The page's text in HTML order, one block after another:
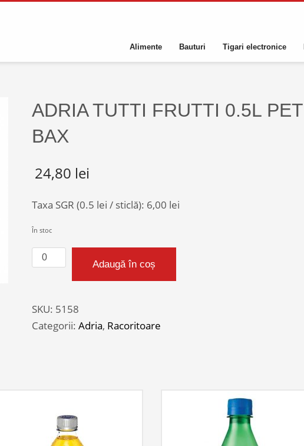
Alimente Bauturi Tigari electronice
ADRIA TUTTI FRUTTI 0.5L PET
BAX
24,80 lei
Taxa SGR (0.5 lei / sticlă): 6,00 lei
În stoc
Cantitate
ADRIA
FRUTTI
0.5L
Adaugă în coș
SKU: 5158
Categorii: Adria, Racoritoare